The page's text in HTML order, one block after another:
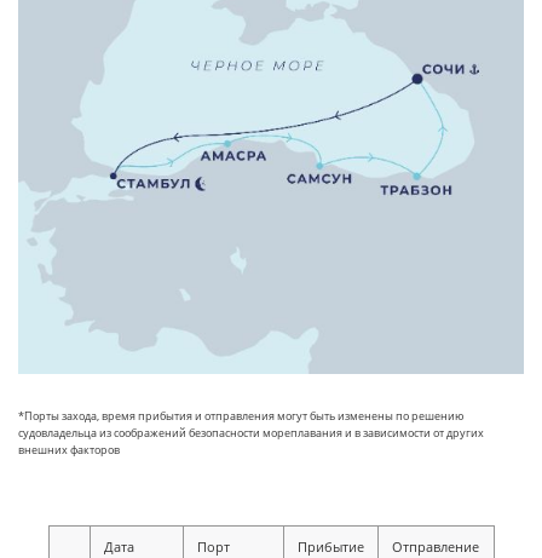
*Порты захода, время прибытия и отправления могут быть изменены по решению
судовладельца из соображений безопасности мореплавания и в зависимости от других
внешних факторов
Дата Порт Прибытие Отправление